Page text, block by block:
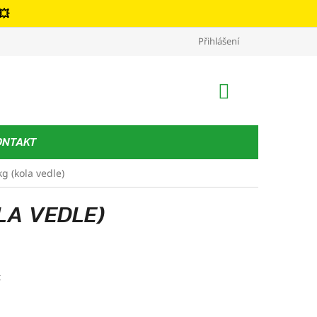
Podmínky ochrany osobních údajůPřihlášení
(kola vedle)
VEDLE)